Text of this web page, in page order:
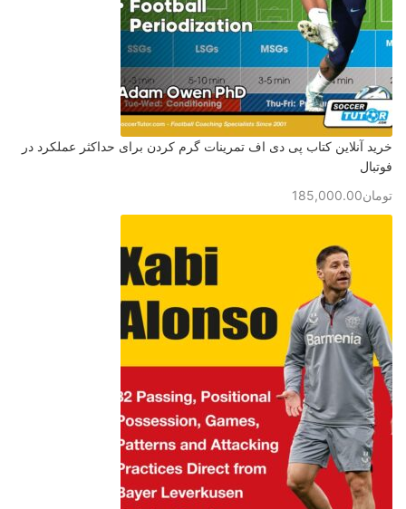
خرید آنلاین کتاب پی دی اف تمرینات گرم کردن برای حداکثر عملکرد در
فوتبال
تومان185,000.00